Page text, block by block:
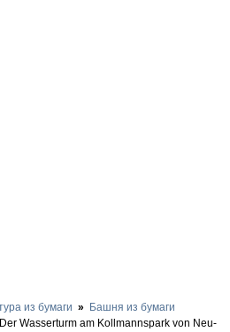
из бумаги
Башня из бумаги
Wasserturm am Kollmannspark von Neu-